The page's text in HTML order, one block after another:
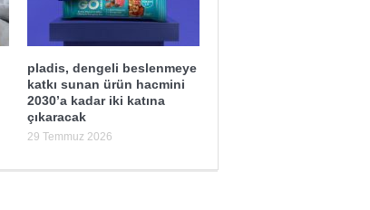
pladis, dengeli beslenmeye
katkı sunan ürün hacmini
2030’a kadar iki katına
çıkaracak
29 Temmuz 2026